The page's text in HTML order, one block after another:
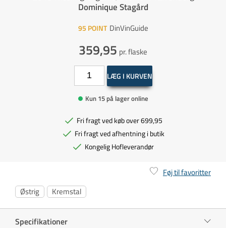
Dominique Stagård
95 POINT DinVinGuide
359,95 pr. flaske
LÆG I KURVEN
Kun 15 på lager online
Fri fragt ved køb over 699,95
Fri fragt ved afhentning i butik
Kongelig Hofleverandør
Føj til favoritter
Østrig
Kremstal
Specifikationer